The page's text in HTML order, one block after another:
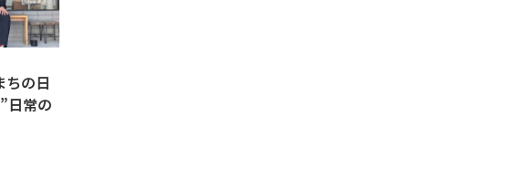
ちの日
日常の